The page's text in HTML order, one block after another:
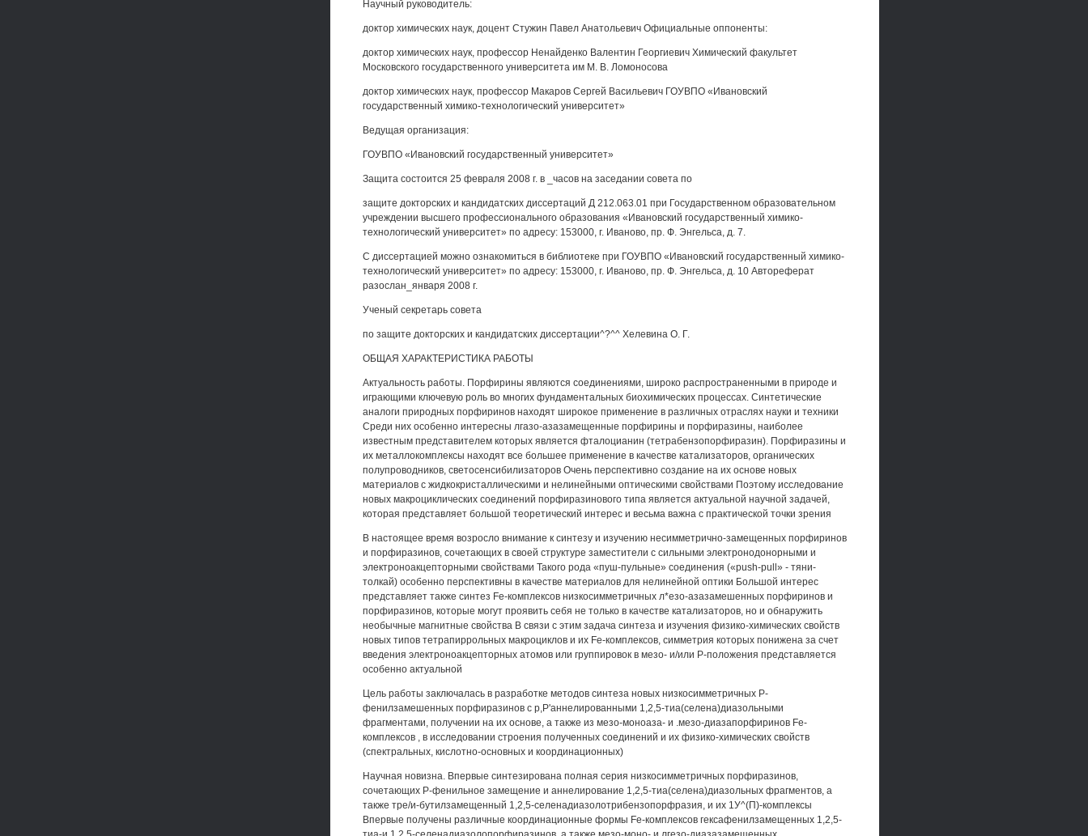
Научный руководитель:
доктор химических наук, доцент Стужин Павел Анатольевич Официальные оппоненты:
доктор химических наук, профессор Ненайденко Валентин Георгиевич Химический факультет
Московского государственного университета им М. В. Ломоносова
доктор химических наук, профессор Макаров Сергей Васильевич ГОУВПО «Ивановский
государственный химико-технологический университет»
Ведущая организация:
ГОУВПО «Ивановский государственный университет»
Защита состоится 25 февраля 2008 г. в _часов на заседании совета по
защите докторских и кандидатских диссертаций Д 212.063.01 при Государственном образовательном
учреждении высшего профессионального образования «Ивановский государственный химико-
технологический университет» по адресу: 153000, г. Иваново, пр. Ф. Энгельса, д. 7.
С диссертацией можно ознакомиться в библиотеке при ГОУВПО «Ивановский государственный химико-
технологический университет» по адресу: 153000, г. Иваново, пр. Ф. Энгельса, д. 10 Автореферат
разослан_января 2008 г.
Ученый секретарь совета
по защите докторских и кандидатских диссертации^?^^ Хелевина О. Г.
ОБЩАЯ ХАРАКТЕРИСТИКА РАБОТЫ
Актуальность работы. Порфирины являются соединениями, широко распространенными в природе и
играющими ключевую роль во многих фундаментальных биохимических процессах. Синтетические
аналоги природных порфиринов находят широкое применение в различных отраслях науки и техники
Среди них особенно интересны лгазо-азазамещенные порфирины и порфиразины, наиболее
известным представителем которых является фталоцианин (тетрабензопорфиразин). Порфиразины и
их металлокомплексы находят все большее применение в качестве катализаторов, органических
полупроводников, светосенсибилизаторов Очень перспективно создание на их основе новых
материалов с жидкокристаллическими и нелинейными оптическими свойствами Поэтому исследование
новых макроциклических соединений порфиразинового типа является актуальной научной задачей,
которая представляет большой теоретический интерес и весьма важна с практической точки зрения
В настоящее время возросло внимание к синтезу и изучению несимметрично-замещенных порфиринов
и порфиразинов, сочетающих в своей структуре заместители с сильными электронодонорными и
электроноакцепторными свойствами Такого рода «пуш-пульные» соединения («push-pull» - тяни-
толкай) особенно перспективны в качестве материалов для нелинейной оптики Большой интерес
представляет также синтез Fe-комплексов низкосимметричных л*езо-азазамешенных порфиринов и
порфиразинов, которые могут проявить себя не только в качестве катализаторов, но и обнаружить
необычные магнитные свойства В связи с этим задача синтеза и изучения физико-химических свойств
новых типов тетрапиррольных макроциклов и их Fe-комплексов, симметрия которых понижена за счет
введения электроноакцепторных атомов или группировок в мезо- и/или Р-положения представляется
особенно актуальной
Цель работы заключалась в разработке методов синтеза новых низкосимметричных Р-
фенилзамешенных порфиразинов с р,Р'аннелированными 1,2,5-тиа(селена)диазольными
фрагментами, получении на их основе, а также из мезо-моноаза- и .мезо-диазапорфиринов Fe-
комплексов , в исследовании строения полученных соединений и их физико-химических свойств
(спектральных, кислотно-основных и координационных)
Научная новизна. Впервые синтезирована полная серия низкосимметричных порфиразинов,
сочетающих Р-фенильное замещение и аннелирование 1,2,5-тиа(селена)диазольных фрагментов, а
также тре/и-бутилзамещенный 1,2,5-селенадиазолотрибензопорфразия, и их 1У^(П)-комплексы
Впервые получены различные координационные формы Fe-комплексов гексафенилзамещенных 1,2,5-